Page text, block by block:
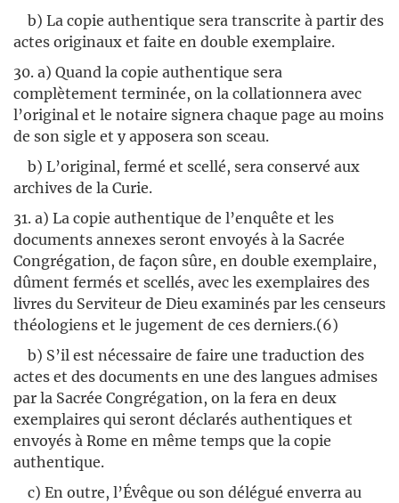
b) La copie authentique sera transcrite à partir des
actes originaux et faite en double exemplaire.
30. a) Quand la copie authentique sera
complètement terminée, on la collationnera avec
l’original et le notaire signera chaque page au moins
de son sigle et y apposera son sceau.
b) L’original, fermé et scellé, sera conservé aux
archives de la Curie.
31. a) La copie authentique de l’enquête et les
documents annexes seront envoyés à la Sacrée
Congrégation, de façon sûre, en double exemplaire,
dûment fermés et scellés, avec les exemplaires des
livres du Serviteur de Dieu examinés par les censeurs
théologiens et le jugement de ces derniers.(6)
b) S’il est nécessaire de faire une traduction des
actes et des documents en une des langues admises
par la Sacrée Congrégation, on la fera en deux
exemplaires qui seront déclarés authentiques et
envoyés à Rome en même temps que la copie
authentique.
c) En outre, l’Évêque ou son délégué enverra au